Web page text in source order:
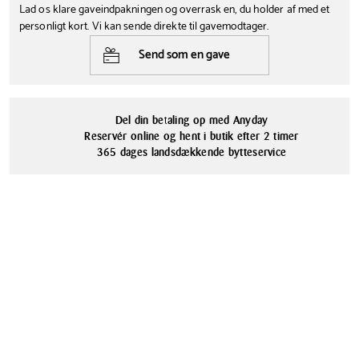
25 cm Multifarvet
Klarborg Store Nisser Keramik
Lad os klare gaveindpakningen og overrask en, du holder af med et
personligt kort. Vi kan sende direkte til gavemodtager.
Send som en gave
Del din betaling op med Anyday
Reservér online og hent i butik efter 2 timer
365 dages landsdækkende bytteservice